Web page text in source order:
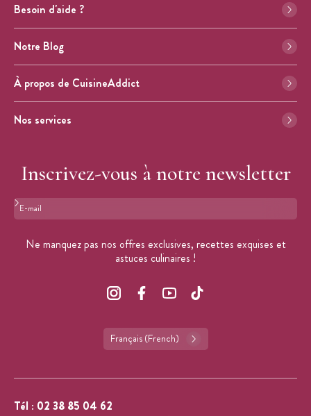
Besoin d'aide ?
Notre Blog
À propos de CuisineAddict
Nos services
Inscrivez-vous à notre newsletter
Format : adresse@email.com
Ne manquez pas nos offres exclusives, recettes exquises et
astuces culinaires !
Français (French)
Tél : 02 38 85 04 62